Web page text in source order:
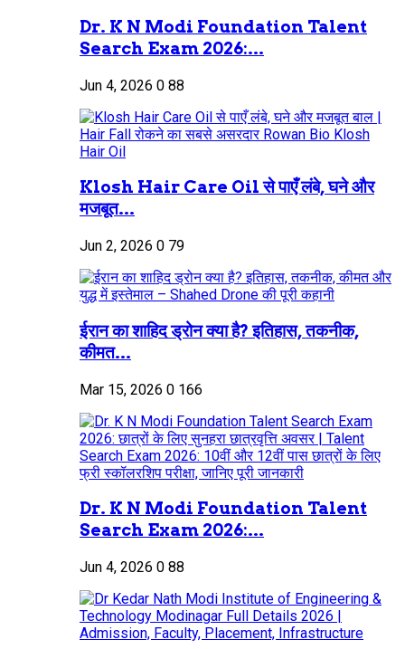
Dr. K N Modi Foundation Talent
Search Exam 2026:...
Jun 4, 2026 0 88
Klosh Hair Care Oil से पाएँ लंबे, घने और
मजबूत...
Jun 2, 2026 0 79
ईरान का शाहिद ड्रोन क्या है? इतिहास, तकनीक,
कीमत...
Mar 15, 2026 0 166
Dr. K N Modi Foundation Talent
Search Exam 2026:...
Jun 4, 2026 0 88